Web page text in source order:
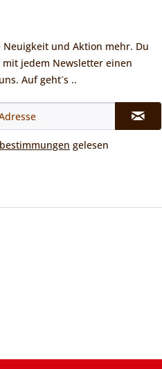
Neuigkeit und Aktion mehr. Du
jedem Newsletter einen
Auf geht´s ..
gelesen